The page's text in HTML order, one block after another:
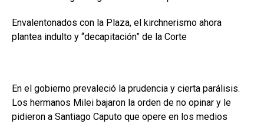
Envalentonados con la Plaza, el kirchnerismo ahora
plantea indulto y “decapitación” de la Corte
En el gobierno prevaleció la prudencia y cierta parálisis.
Los hermanos Milei bajaron la orden de no opinar y le
pidieron a Santiago Caputo que opere en los medios